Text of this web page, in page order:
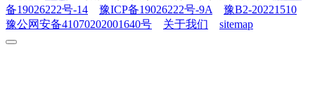
备19026222号-14
豫ICP备19026222号-9A
豫B2-20221510
豫公网安备41070202001640号
关于我们 sitemap